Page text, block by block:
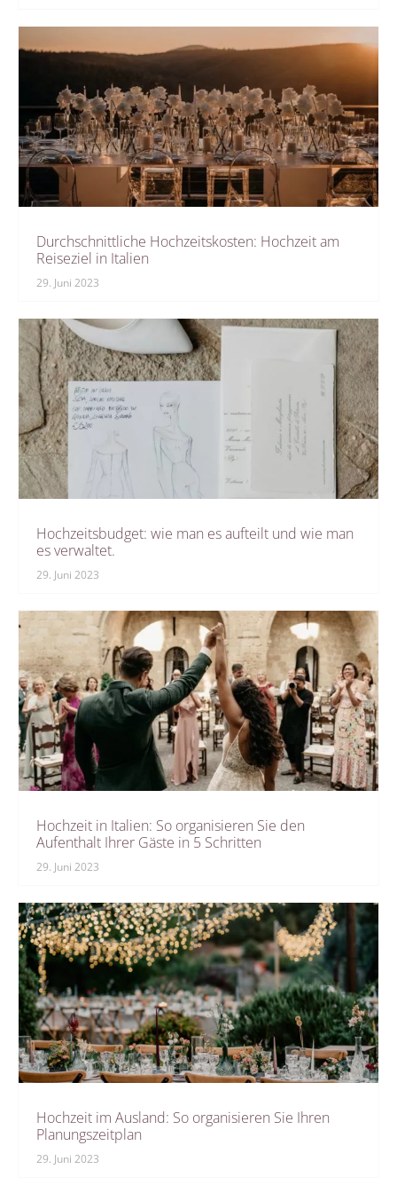
Durchschnittliche Hochzeitskosten: Hochzeit am
Reiseziel in Italien
29. Juni 2023
Hochzeitsbudget: wie man es aufteilt und wie man
es verwaltet.
29. Juni 2023
Hochzeit in Italien: So organisieren Sie den
Aufenthalt Ihrer Gäste in 5 Schritten
29. Juni 2023
Hochzeit im Ausland: So organisieren Sie Ihren
Planungszeitplan
29. Juni 2023